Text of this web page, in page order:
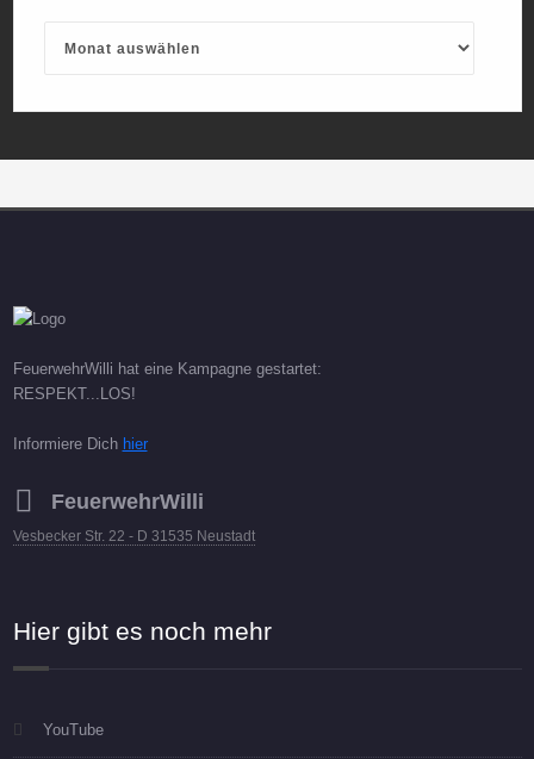
FeuerwehrWilli hat eine Kampagne gestartet:
RESPEKT...LOS!
Informiere Dich hier
FeuerwehrWilli
Vesbecker Str. 22 - D 31535 Neustadt
Hier gibt es noch mehr
YouTube